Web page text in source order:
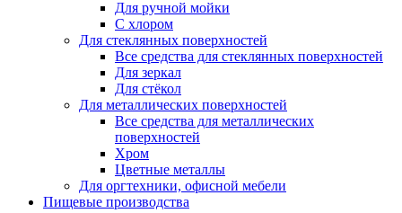
Для ручной мойки
С хлором
Для стеклянных поверхностей
Все средства для стеклянных поверхностей
Для зеркал
Для стёкол
Для металлических поверхностей
Все средства для металлических
поверхностей
Хром
Цветные металлы
Для оргтехники, офисной мебели
Пищевые производства